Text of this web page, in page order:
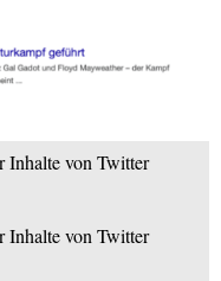
Inhalte von Twitter
Inhalte von Twitter